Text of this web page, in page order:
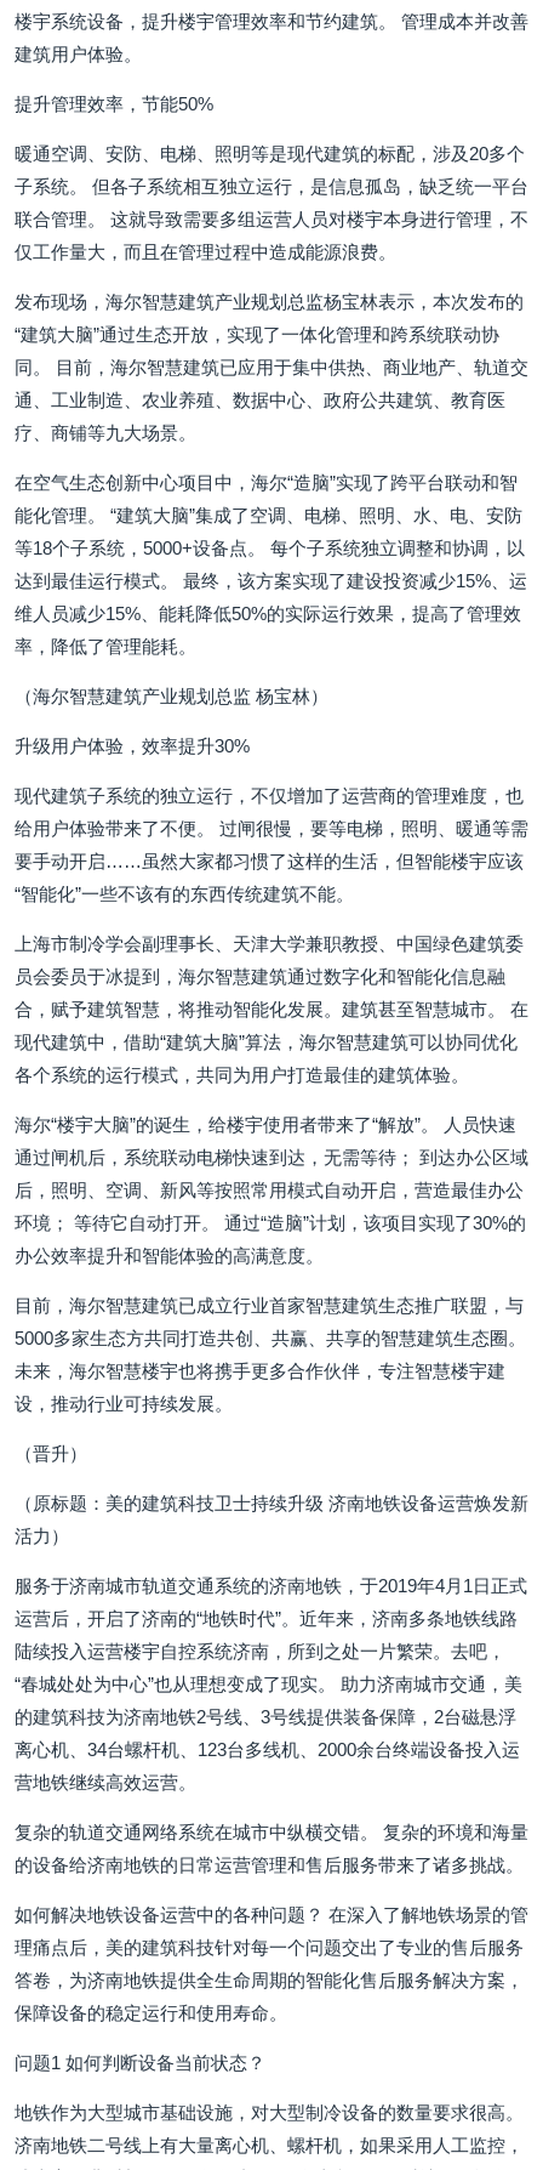
楼宇系统设备，提升楼宇管理效率和节约建筑。 管理成本并改善
建筑用户体验。
提升管理效率，节能50%
暖通空调、安防、电梯、照明等是现代建筑的标配，涉及20多个
子系统。 但各子系统相互独立运行，是信息孤岛，缺乏统一平台
联合管理。 这就导致需要多组运营人员对楼宇本身进行管理，不
仅工作量大，而且在管理过程中造成能源浪费。
发布现场，海尔智慧建筑产业规划总监杨宝林表示，本次发布的
“建筑大脑”通过生态开放，实现了一体化管理和跨系统联动协
同。 目前，海尔智慧建筑已应用于集中供热、商业地产、轨道交
通、工业制造、农业养殖、数据中心、政府公共建筑、教育医
疗、商铺等九大场景。
在空气生态创新中心项目中，海尔“造脑”实现了跨平台联动和智
能化管理。 “建筑大脑”集成了空调、电梯、照明、水、电、安防
等18个子系统，5000+设备点。 每个子系统独立调整和协调，以
达到最佳运行模式。 最终，该方案实现了建设投资减少15%、运
维人员减少15%、能耗降低50%的实际运行效果，提高了管理效
率，降低了管理能耗。
（海尔智慧建筑产业规划总监 杨宝林）
升级用户体验，效率提升30%
现代建筑子系统的独立运行，不仅增加了运营商的管理难度，也
给用户体验带来了不便。 过闸很慢，要等电梯，照明、暖通等需
要手动开启……虽然大家都习惯了这样的生活，但智能楼宇应该
“智能化”一些不该有的东西传统建筑不能。
上海市制冷学会副理事长、天津大学兼职教授、中国绿色建筑委
员会委员于冰提到，海尔智慧建筑通过数字化和智能化信息融
合，赋予建筑智慧，将推动智能化发展。建筑甚至智慧城市。 在
现代建筑中，借助“建筑大脑”算法，海尔智慧建筑可以协同优化
各个系统的运行模式，共同为用户打造最佳的建筑体验。
海尔“楼宇大脑”的诞生，给楼宇使用者带来了“解放”。 人员快速
通过闸机后，系统联动电梯快速到达，无需等待； 到达办公区域
后，照明、空调、新风等按照常用模式自动开启，营造最佳办公
环境； 等待它自动打开。 通过“造脑”计划，该项目实现了30%的
办公效率提升和智能体验的高满意度。
目前，海尔智慧建筑已成立行业首家智慧建筑生态推广联盟，与
5000多家生态方共同打造共创、共赢、共享的智慧建筑生态圈。
未来，海尔智慧楼宇也将携手更多合作伙伴，专注智慧楼宇建
设，推动行业可持续发展。
（晋升）
（原标题：美的建筑科技卫士持续升级 济南地铁设备运营焕发新
活力）
服务于济南城市轨道交通系统的济南地铁，于2019年4月1日正式
运营后，开启了济南的“地铁时代”。近年来，济南多条地铁线路
陆续投入运营楼宇自控系统济南，所到之处一片繁荣。去吧，
“春城处处为中心”也从理想变成了现实。 助力济南城市交通，美
的建筑科技为济南地铁2号线、3号线提供装备保障，2台磁悬浮
离心机、34台螺杆机、123台多线机、2000余台终端设备投入运
营地铁继续高效运营。
复杂的轨道交通网络系统在城市中纵横交错。 复杂的环境和海量
的设备给济南地铁的日常运营管理和售后服务带来了诸多挑战。
如何解决地铁设备运营中的各种问题？ 在深入了解地铁场景的管
理痛点后，美的建筑科技针对每一个问题交出了专业的售后服务
答卷，为济南地铁提供全生命周期的智能化售后服务解决方案，
保障设备的稳定运行和使用寿命。
问题1 如何判断设备当前状态？
地铁作为大型城市基础设施，对大型制冷设备的数量要求很高。
济南地铁二号线上有大量离心机、螺杆机，如果采用人工监控，